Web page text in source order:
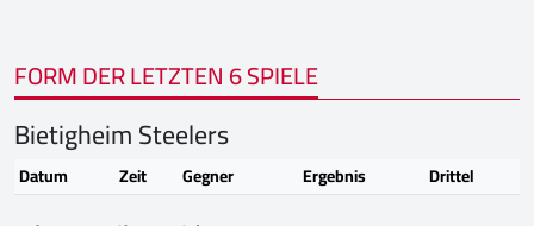
FORM DER LETZTEN 6 SPIELE
Bietigheim Steelers
Datum Zeit Gegner Ergebnis Drittel